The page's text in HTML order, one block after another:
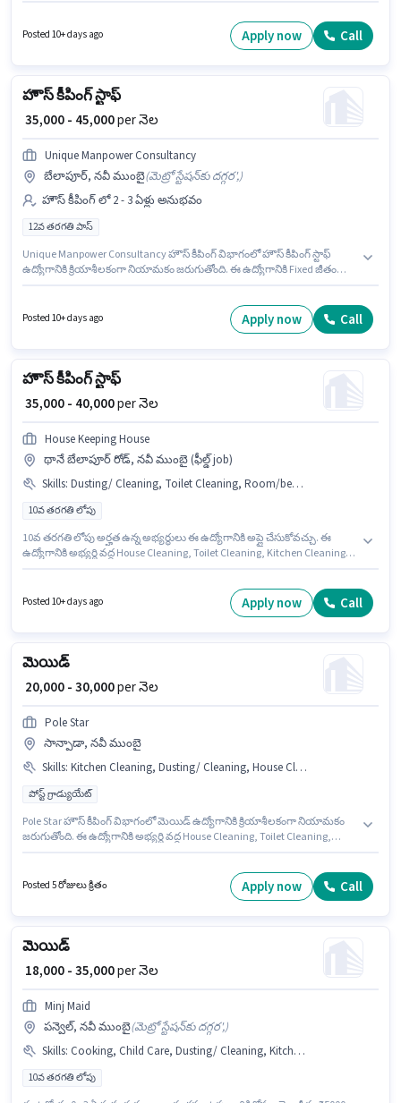
Making, Hospital Cleaning, School Cleaning, House Cleaning, Toilet
Cleaning, Kitchen Cleaning, Restaurant Cleaning, Chemical Use,
ఉద్యోగానికి అవసరమైన డాక్యుమెంట్లు PAN Card, Aadhar Card, Bank Account
Posted 10+ days ago Apply now Call
హౌస్ కీపింగ్ స్టాఫ్
₹ 35,000 - 45,000per నెల
Unique Manpower Consultancy
బేలాపూర్, నవీ ముంబై(మెట్రో స్టేషన్‌కు దగ్గర',)
హౌస్ కీపింగ్ లో 2 - 3 ఏళ్లు అనుభవం
12వ తరగతి పాస్
Unique Manpower Consultancy హౌస్ కీపింగ్ విభాగంలో హౌస్ కీపింగ్ స్టాఫ్
ఉద్యోగానికి క్రియాశీలకంగా నియామకం జరుగుతోంది. ఈ ఉద్యోగానికి Fixed జీతం
బేలాపూర్, ముంబై లో ఉంది. దరఖాస్తుదారులు కనీసం 12వ తరగతి పాస్ డిగ్రీ లేదా
Posted 10+ days ago Apply now Call
హౌస్ కీపింగ్ స్టాఫ్
₹ 35,000 - 40,000per నెల
House Keeping House
థానే బేలాపూర్ రోడ్, నవీ ముంబై (ఫీల్డ్ job)
Skills: Dusting/ Cleaning, Toilet Cleaning, Room/bed Making, Kitchen Cleaning, House Cleaning
10వ తరగతి లోపు
10వ తరగతి లోపు అర్హత ఉన్న అభ్యర్థులు ఈ ఉద్యోగానికి అప్లై చేసుకోవచ్చు. ఈ
ఉద్యోగానికి అభ్యర్థి వద్ద House Cleaning, Toilet Cleaning, Kitchen Cleaning,
Benefits ఉన్నాయి. House Keeping House లో హౌస్ కీపింగ్ విభాగంలో హౌస్ కీపింగ్
స్టాఫ్ గా చేరండి. ఈ ఉద్యోగానికి Fixed జీతం ఇవ్వబడుతుంది.
Posted 10+ days ago Apply now Call
మెయిడ్
₹ 20,000 - 30,000per నెల
Pole Star
సాన్పాడా, నవీ ముంబై
Skills: Kitchen Cleaning, Dusting/ Cleaning, House Cleaning, Toilet Cleaning
పోస్ట్ గ్రాడ్యుయేట్
Pole Star హౌస్ కీపింగ్ విభాగంలో మెయిడ్ ఉద్యోగానికి క్రియాశీలకంగా నియామకం
జరుగుతోంది. ఈ ఉద్యోగానికి అభ్యర్థి వద్ద House Cleaning, Toilet Cleaning,
ఉన్నాయి. ఈ ఉద్యోగానికి అభ్యర్థులు తప్పనిసరిగా పోస్ట్ గ్రాడ్యుయేట్ డిగ్రీ/సర్టిఫికెట్
కలిగి ఉండాలి. ఈ ఉద్యోగానికి Fixed జీతం ఇవ్వబడుతుంది.
Posted 5 రోజులు క్రితం Apply now Call
మెయిడ్
₹ 18,000 - 35,000per నెల
Minj Maid
పన్వెల్, నవీ ముంబై(మెట్రో స్టేషన్‌కు దగ్గర',)
Skills: Cooking, Child Care, Dusting/ Cleaning, Kitchen Cleaning
10వ తరగతి లోపు